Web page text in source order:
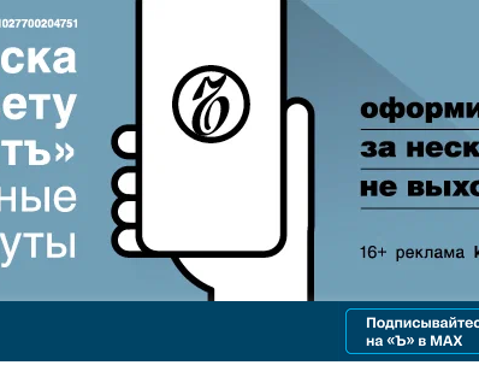
Реклама в «Ъ» www.kommersant.ru/ad